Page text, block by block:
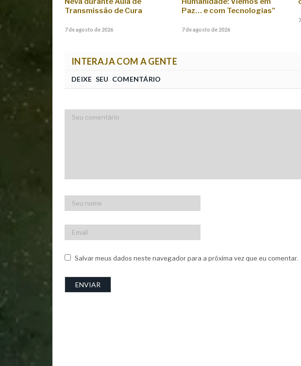
Transmissão de Cura
7 de agosto de 2026
Paz… e com Tecnologias”
7 de agosto de 2026
INTERAJA COM A GENTE
DEIXE SEU COMENTÁRIO
Salvar meus dados neste navegador para a próxima vez que eu comentar.